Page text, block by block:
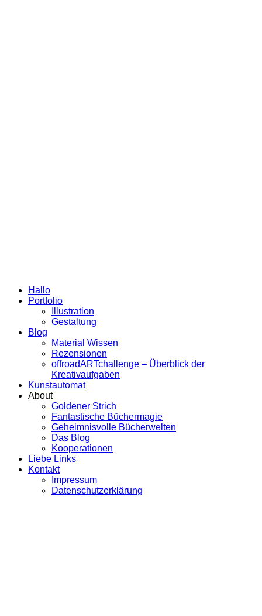
Hallo
Portfolio
Illustration
Gestaltung
Blog
Material Wissen
Rezensionen
offroadARTchallenge – Überblick der
Kreativaufgaben
Kunstautomat
About
Goldener Strich
Fantastische Büchermagie
Geheimnisvolle Bücherwelten
Das Blog
Kooperationen
Liebe Links
Kontakt
Impressum
Datenschutzerklärung